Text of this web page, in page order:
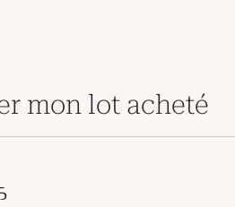
mon lot acheté